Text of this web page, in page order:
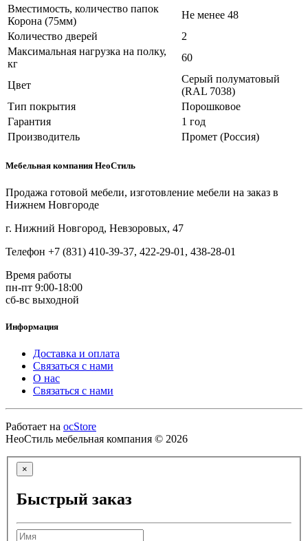
Вместимость, количество папок
Корона (75мм)
Не менее 48
Количество дверей
2
Максимальная нагрузка на полку,
кг
60
Цвет
Серый полуматовый
(RAL 7038)
Тип покрытия
Порошковое
Гарантия
1 год
Производитель
Промет (Россия)
Мебельная компания НеоСтиль
Продажа готовой мебели, изготовление мебели на заказ в
Нижнем Новгороде
г. Нижний Новгород, Невзоровых, 47
Телефон +7 (831) 410-39-37, 422-29-01, 438-28-01
Время работы
пн-пт 9:00-18:00
сб-вс выходной
Информация
Доставка и оплата
Связаться с нами
О нас
Связаться с нами
Работает на ocStore
НеоСтиль мебельная компания © 2026
×
Быстрый заказ